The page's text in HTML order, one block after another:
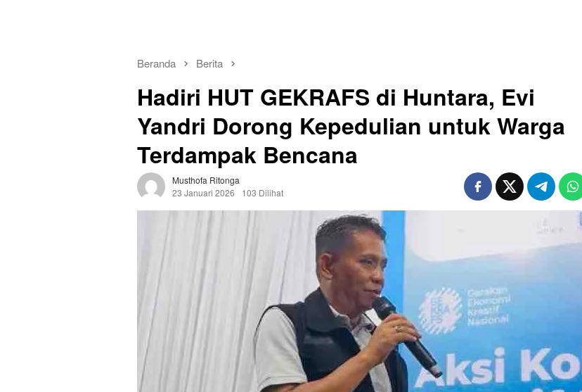
Beranda Berita
Hadiri HUT GEKRAFS di Huntara, Evi
Yandri Dorong Kepedulian untuk Warga
Terdampak Bencana
Musthofa Ritonga
23 Januari 2026
103 Dilihat